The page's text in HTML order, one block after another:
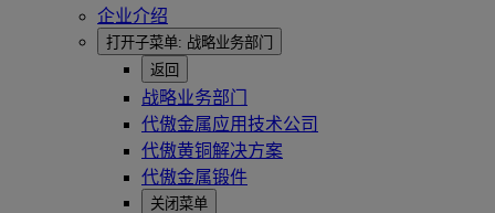
企业介绍
打开子菜单: 战略业务部门
返回
战略业务部门
代傲金属应用技术公司
代傲黄铜解决方案
代傲金属锻件
关闭菜单